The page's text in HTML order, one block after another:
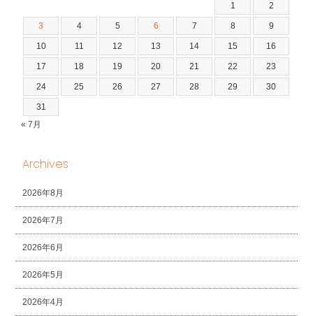
1 2
3 4 5 6 7 8 9
10 11 12 13 14 15 16
17 18 19 20 21 22 23
24 25 26 27 28 29 30
31
« 7月
Archives
2026年8月
2026年7月
2026年6月
2026年5月
2026年4月